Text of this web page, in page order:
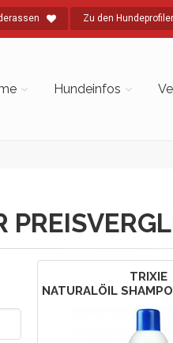
Zu den
Hundeinfos
TRIXIE
NATURALÖIL